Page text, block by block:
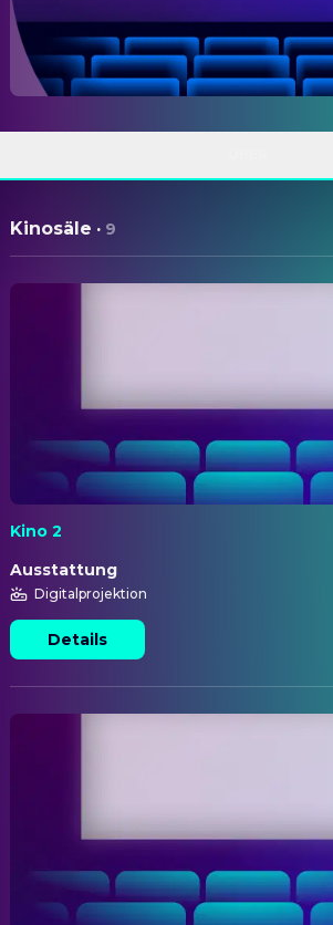
Kinosäle · 9
Kino 2
Ausstattung
Digitalprojektion
Details